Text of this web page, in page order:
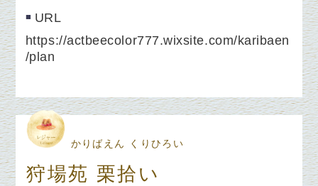
URL
https://actbeecolor777.wixsite.com/karibaen
/plan
かりばえん くりひろい
狩場苑 栗拾い